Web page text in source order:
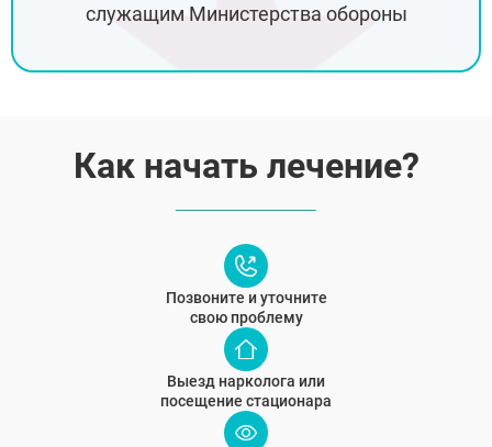
служащим Министерства обороны
Как начать лечение?
Позвоните и уточните
свою проблему
Выезд нарколога или
посещение стационара